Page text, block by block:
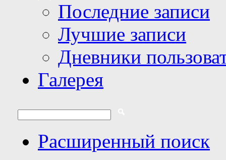
Последние записи
Лучшие записи
Дневники
Галерея
Расширенный поиск